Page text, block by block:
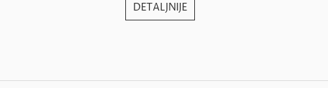
DETALJNIJE